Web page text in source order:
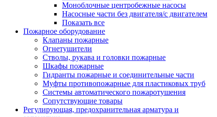
Моноблочные центробежные насосы
Насосные части без двигателя/с двигателем
Показать все
Пожарное оборудование
Клапаны пожарные
Огнетушители
Стволы, рукава и головки пожарные
Шкафы пожарные
Гидранты пожарные и соединительные части
Муфты противопожарные для пластиковых труб
Системы автоматического пожаротушения
Сопутствующие товары
Регулирующая, предохранительная арматура и